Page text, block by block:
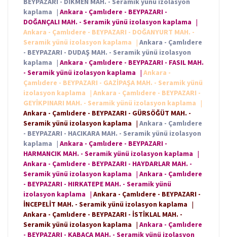
kaplama | Ankara - Çamlıdere - BEYPAZARI -
DOĞANÇALI MAH. - Seramik yünü izolasyon kaplama |
Ankara - Çamlıdere - BEYPAZARI - DOĞANYURT MAH. -
Seramik yünü izolasyon kaplama
| Ankara - Çamlıdere
- BEYPAZARI - DUDAŞ MAH. - Seramik yünü izolasyon
kaplama | Ankara - Çamlıdere - BEYPAZARI - FASIL MAH.
- Seramik yünü izolasyon kaplama | Ankara -
Çamlıdere - BEYPAZARI - GAZİPAŞA MAH. - Seramik yünü
izolasyon kaplama
| Ankara - Çamlıdere - BEYPAZARI -
GEYİKPINARI MAH. - Seramik yünü izolasyon kaplama
|
Ankara - Çamlıdere - BEYPAZARI - GÜRSÖĞÜT MAH. -
Seramik yünü izolasyon kaplama | Ankara - Çamlıdere
- BEYPAZARI - HACIKARA MAH. - Seramik yünü izolasyon
kaplama | Ankara - Çamlıdere - BEYPAZARI -
HARMANCIK MAH. - Seramik yünü izolasyon kaplama |
Ankara - Çamlıdere - BEYPAZARI - HAYDARLAR MAH. -
Seramik yünü izolasyon kaplama | Ankara - Çamlıdere
- BEYPAZARI - HIRKATEPE MAH. - Seramik yünü
izolasyon kaplama | Ankara - Çamlıdere - BEYPAZARI -
İNCEPELİT MAH. - Seramik yünü izolasyon kaplama |
Ankara - Çamlıdere - BEYPAZARI - İSTİKLAL MAH. -
Seramik yünü izolasyon kaplama | Ankara - Çamlıdere
- BEYPAZARI - KABACA MAH. - Seramik yünü izolasyon